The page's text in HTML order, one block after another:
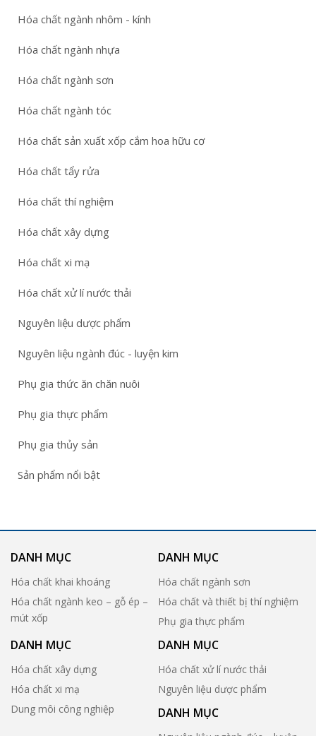
Hóa chất ngành nhôm - kính
Hóa chất ngành nhựa
Hóa chất ngành sơn
Hóa chất ngành tóc
Hóa chất sản xuất xốp cắm hoa hữu cơ
Hóa chất tẩy rửa
Hóa chất thí nghiệm
Hóa chất xây dựng
Hóa chất xi mạ
Hóa chất xử lí nước thải
Nguyên liệu dược phẩm
Nguyên liệu ngành đúc - luyện kim
Phụ gia thức ăn chăn nuôi
Phụ gia thực phẩm
Phụ gia thủy sản
Sản phẩm nổi bật
DANH MỤC
Hóa chất khai khoáng
Hóa chất ngành keo – gỗ ép –
mút xốp
DANH MỤC
Hóa chất ngành sơn
Hóa chất và thiết bị thí nghiệm
Phụ gia thực phẩm
DANH MỤC
Hóa chất xây dựng
Hóa chất xi mạ
Dung môi công nghiệp
DANH MỤC
Hóa chất xử lí nước thải
Nguyên liệu dược phẩm
DANH MỤC